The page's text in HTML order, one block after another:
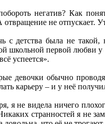
негатив? Как
отвращение не отпускает.
с детства была не такой,
школьной первой любви у
успеется».
девочки обычно
карьеру – и у неё
я не видела ничего
странностей я не